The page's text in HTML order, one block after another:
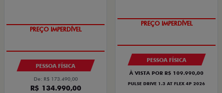
PESSOA FÍSICA
De: R$ 173.490,00
R$ 134.990,00
BARATO DO BRASIL
PESSOA FÍSICA
À VISTA POR R$ 109.990,00
PULSE DRIVE 1.3 AT FLEX 4P 2026